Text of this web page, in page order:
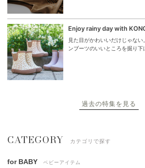
Enjoy rainy day with
見た目がかわいいだけじゃな
ンブーツのいいところを掘り下
過去の特集を見る
CATEGORY カテゴリで探す
for BABY ベビーアイテム